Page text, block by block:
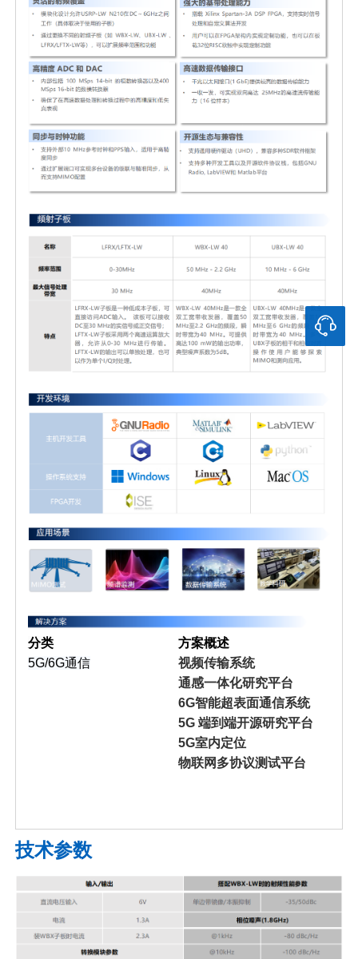
分类
方案概述
5G/6G通信
视频传输系统
通感一体化研究平台
6G智能超表面通信系统
5G 端到端开源研究平台
5G室内定位
物联网多协议测试平台
技术参数